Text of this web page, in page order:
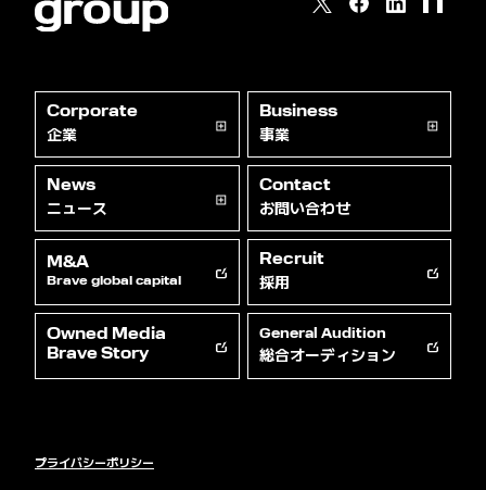
Corporate
企業
Business
事業
News
ニュース
Contact
お問い合わせ
M&A
Brave global capital
Recruit
採用
Owned Media
Brave Story
General Audition
総合オーディション
プライバシーポリシー